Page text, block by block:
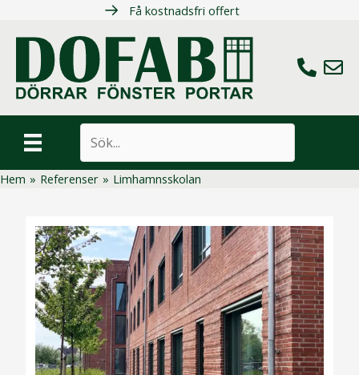
innehåll
Få kostnadsfri offert
Ring oss
Maila
Hem » Referenser » Limhamnsskolan